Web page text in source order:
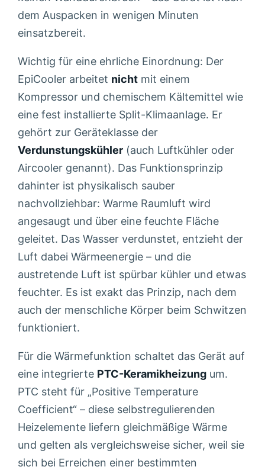
dem Auspacken in wenigen Minuten
einsatzbereit.
Wichtig für eine ehrliche Einordnung: Der
EpiCooler arbeitet nicht mit einem
Kompressor und chemischem Kältemittel wie
eine fest installierte Split-Klimaanlage. Er
gehört zur Geräteklasse der
Verdunstungskühler (auch Luftkühler oder
Aircooler genannt). Das Funktionsprinzip
dahinter ist physikalisch sauber
nachvollziehbar: Warme Raumluft wird
angesaugt und über eine feuchte Fläche
geleitet. Das Wasser verdunstet, entzieht der
Luft dabei Wärmeenergie – und die
austretende Luft ist spürbar kühler und etwas
feuchter. Es ist exakt das Prinzip, nach dem
auch der menschliche Körper beim Schwitzen
funktioniert.
Für die Wärmefunktion schaltet das Gerät auf
eine integrierte PTC-Keramikheizung um.
PTC steht für „Positive Temperature
Coefficient“ – diese selbstregulierenden
Heizelemente liefern gleichmäßige Wärme
und gelten als vergleichsweise sicher, weil sie
sich bei Erreichen einer bestimmten